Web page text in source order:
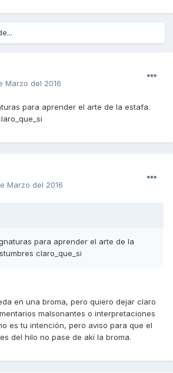
Marzo del 2016
para aprender el arte de la estafa.
Marzo del 2016
para aprender el arte de la
claro_que_si
en una broma, pero quiero dejar claro
malsonantes o interpretaciones
es tu intención, pero aviso para que el
del hilo no pase de akí la broma.